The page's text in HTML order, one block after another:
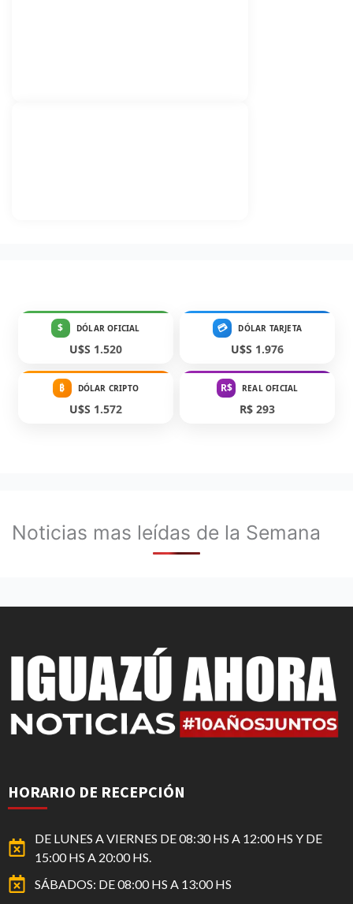
$ DÓLAR OFICIAL
U$S 1.520
💳 DÓLAR TARJETA
U$S 1.976
₿ DÓLAR CRIPTO
U$S 1.572
R$ REAL OFICIAL
R$ 293
Noticias mas leídas de la Semana
HORARIO DE RECEPCIÓN
DE LUNES A VIERNES DE 08:30 HS A 12:00 HS Y DE
15:00 HS A 20:00 HS.
SÁBADOS: DE 08:00 HS A 13:00 HS